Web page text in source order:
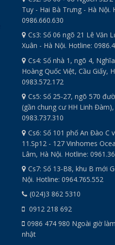
Tuy - Hai Bà Trưng - Hà Nội.
0986.660.630
Cs3: Số 06 ngõ 21 Lê Văn
Xuân - Hà Nội. Hotline:
Cs4: Số nhà 1, ngõ 4,
Hoàng Quốc Việt, Cầu Giấy,
0983.572.172
Cs5: Số 25-27, ngõ 570
(gần chung cư HH Linh
0983.737.310
Cs6: Số 101 phố An Đào C
11.Sp12 - 127 Vinhomes
Lâm, Hà Nội. Hotline:
Cs7: Số 13-B8, khu B mới
Nội. Hotline: 0964.765.552
(024)3 862 5310
0912 218 692
0986 474 980 Ngoài giờ
nhật